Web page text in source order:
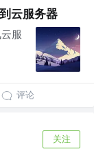
云服务器
服
评论
关注